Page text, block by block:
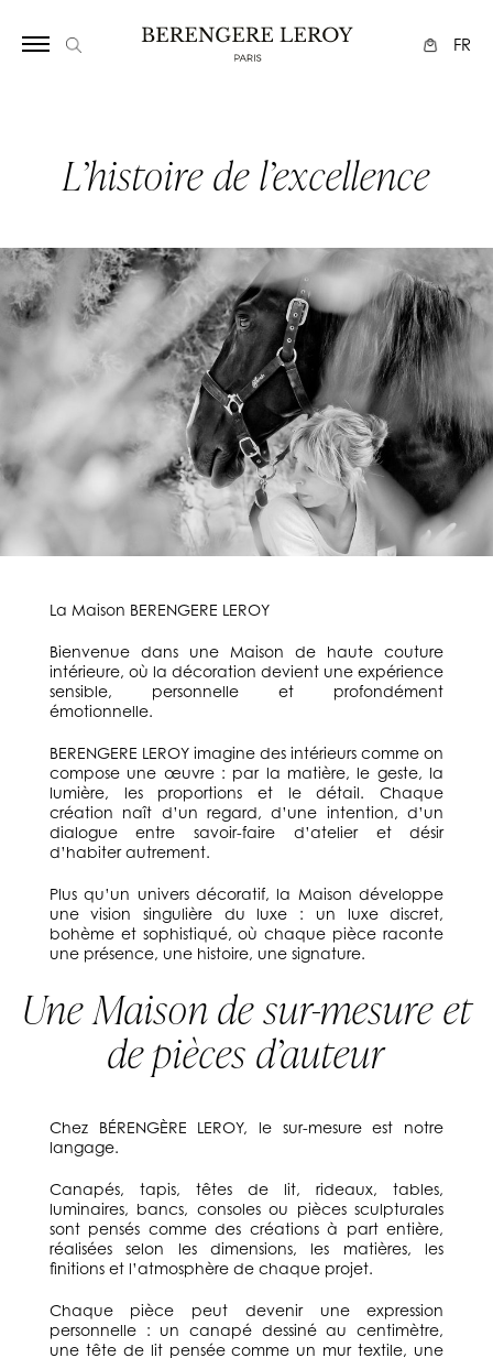
FR
L’histoire de l’excellence
La Maison BERENGERE LEROY
Bienvenue dans une Maison de haute couture
intérieure, où la décoration devient une expérience
sensible, personnelle et profondément
émotionnelle.
BERENGERE LEROY imagine des intérieurs comme on
compose une œuvre : par la matière, le geste, la
lumière, les proportions et le détail. Chaque
création naît d’un regard, d’une intention, d’un
dialogue entre savoir-faire d’atelier et désir
d’habiter autrement.
Plus qu’un univers décoratif, la Maison développe
une vision singulière du luxe : un luxe discret,
bohème et sophistiqué, où chaque pièce raconte
une présence, une histoire, une signature.
Une Maison de sur-mesure et
de pièces d’auteur
Chez BÉRENGÈRE LEROY, le sur-mesure est notre
langage.
Canapés, tapis, têtes de lit, rideaux, tables,
luminaires, bancs, consoles ou pièces sculpturales
sont pensés comme des créations à part entière,
réalisées selon les dimensions, les matières, les
finitions et l’atmosphère de chaque projet.
Chaque pièce peut devenir une expression
personnelle : un canapé dessiné au centimètre,
une tête de lit pensée comme un mur textile, une